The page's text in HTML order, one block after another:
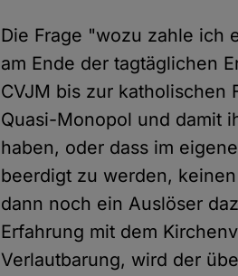
Die Frage "wozu zahle ich
am Ende der tagtäglichen
CVJM bis zur katholischen
Quasi-Monopol und damit
haben, oder dass im
beerdigt zu werden,
dann noch ein Auslöser
Erfahrung mit dem
Verlautbarung, wird der